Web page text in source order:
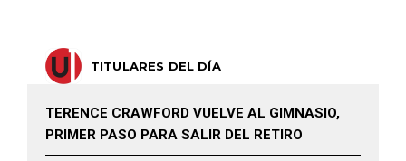
TITULARES DEL DÍA
TERENCE CRAWFORD VUELVE AL GIMNASIO,
PRIMER PASO PARA SALIR DEL RETIRO